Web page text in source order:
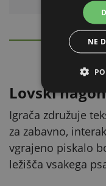
Lovski
Igrača združuje
za zabavno,
vgrajeno piskalo
ležišča vsakega
NE